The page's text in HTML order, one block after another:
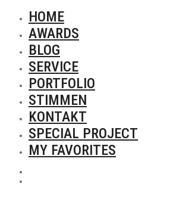
HOME
AWARDS
BLOG
SERVICE
PORTFOLIO
STIMMEN
KONTAKT
SPECIAL PROJECT
MY FAVORITES